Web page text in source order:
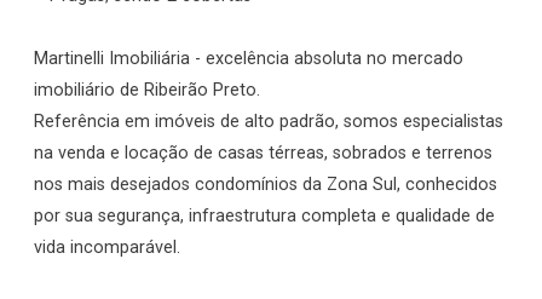
Martinelli Imobiliária - excelência absoluta no mercado
imobiliário de Ribeirão Preto.
Referência em imóveis de alto padrão, somos especialistas
na venda e locação de casas térreas, sobrados e terrenos
nos mais desejados condomínios da Zona Sul, conhecidos
por sua segurança, infraestrutura completa e qualidade de
vida incomparável.